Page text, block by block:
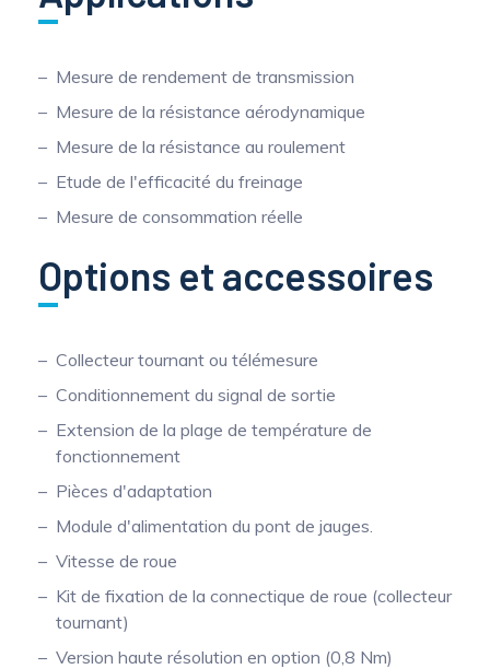
Mesure de rendement de transmission
Mesure de la résistance aérodynamique
Mesure de la résistance au roulement
Etude de l'efficacité du freinage
Mesure de consommation réelle
Options et accessoires
Collecteur tournant ou télémesure
Conditionnement du signal de sortie
Extension de la plage de température de
fonctionnement
Pièces d'adaptation
Module d'alimentation du pont de jauges.
Vitesse de roue
Kit de fixation de la connectique de roue (collecteur
tournant)
Version haute résolution en option (0,8 Nm)